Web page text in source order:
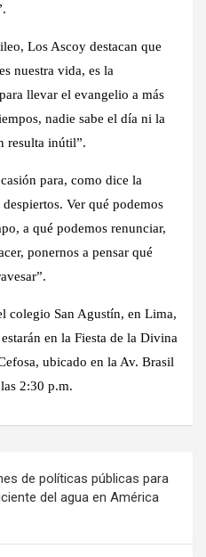
Los Ascoy destacan que
nuestra vida, es la
llevar el evangelio a más
nadie sabe el día ni la
resulta inútil”.
para, como dice la
Ver qué podemos
a qué podemos renunciar,
ponernos a pensar qué
colegio San Agustín, en Lima,
en la Fiesta de la Divina
ubicado en la Av. Brasil
2:30 p.m.
de políticas públicas para
del agua en América